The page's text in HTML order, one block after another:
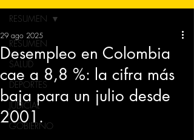
RESUMEN
SALUD
DEPORTES
JUDICIAL
GOBIERNO
RESUMEN
Desempleo en Colombia
cae a 8,8 %: la cifra más
baja para un julio desde
2001.
29 ago 2025